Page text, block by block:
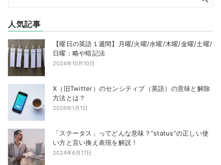
人気記事
【曜日の英語１週間】月曜/火曜/水曜/木曜/金曜/土曜/
日曜：略や暗記法
2024年10月10日
X（旧Twitter）のセンシティブ（英語）の意味と解除
方法とは？
2026年1月1日
「ステータス」ってどんな意味？”status”の正しい使
い方と言い換え表現を解説！
2024年6月17日